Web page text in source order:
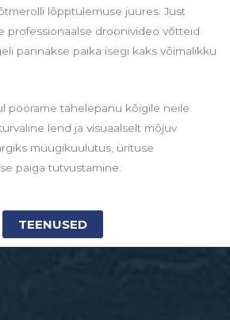
lõpptulemuse juures. Just
professionaalse droonivideo võtteid
pannakse paika isegi kaks võimalikku
pöörame tähelepanu kõigile neile
lend ja visuaalselt mõjuv
müügikuulutus, ürituse
paiga tutvustamine.
TEENUSED